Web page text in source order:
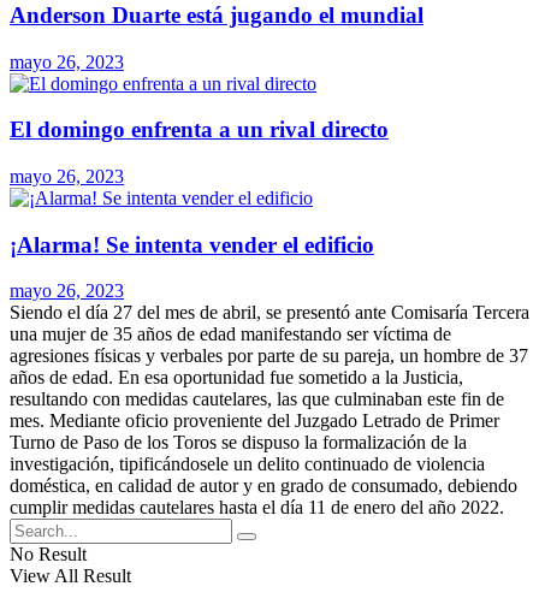
Anderson Duarte está jugando el mundial
mayo 26, 2023
El domingo enfrenta a un rival directo
mayo 26, 2023
¡Alarma! Se intenta vender el edificio
mayo 26, 2023
Siendo el día 27 del mes de abril, se presentó ante Comisaría Tercera
una mujer de 35 años de edad manifestando ser víctima de
agresiones físicas y verbales por parte de su pareja, un hombre de 37
años de edad. En esa oportunidad fue sometido a la Justicia,
resultando con medidas cautelares, las que culminaban este fin de
mes. Mediante oficio proveniente del Juzgado Letrado de Primer
Turno de Paso de los Toros se dispuso la formalización de la
investigación, tipificándosele un delito continuado de violencia
doméstica, en calidad de autor y en grado de consumado, debiendo
cumplir medidas cautelares hasta el día 11 de enero del año 2022.
No Result
View All Result